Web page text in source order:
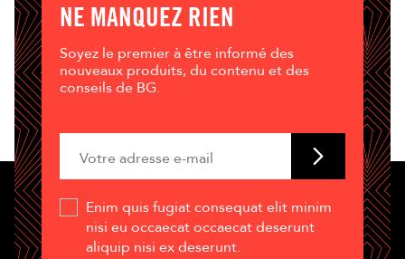
NE MANQUEZ RIEN
Soyez le premier à être informé des
nouveaux produits, du contenu et des
conseils de BG.
Enim quis fugiat consequat elit minim
nisi eu occaecat occaecat deserunt
aliquip nisi ex deserunt.